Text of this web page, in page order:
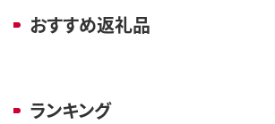
おすすめ返礼品
ランキング